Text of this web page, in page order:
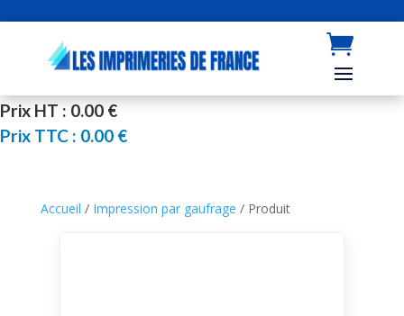
Prix HT : 0.00 €
Prix TTC : 0.00 €
Accueil / Impression par gaufrage / Produit